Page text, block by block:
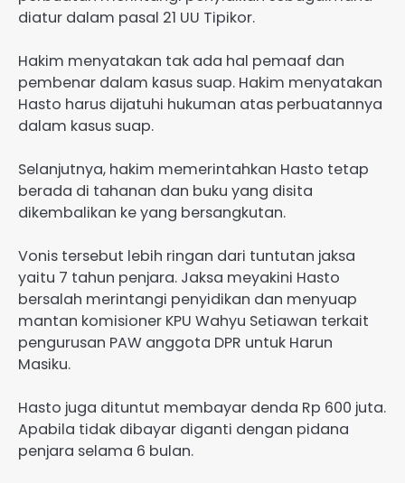
diatur dalam pasal 21 UU Tipikor.
Hakim menyatakan tak ada hal pemaaf dan
pembenar dalam kasus suap. Hakim menyatakan
Hasto harus dijatuhi hukuman atas perbuatannya
dalam kasus suap.
Selanjutnya, hakim memerintahkan Hasto tetap
berada di tahanan dan buku yang disita
dikembalikan ke yang bersangkutan.
Vonis tersebut lebih ringan dari tuntutan jaksa
yaitu 7 tahun penjara. Jaksa meyakini Hasto
bersalah merintangi penyidikan dan menyuap
mantan komisioner KPU Wahyu Setiawan terkait
pengurusan PAW anggota DPR untuk Harun
Masiku.
Hasto juga dituntut membayar denda Rp 600 juta.
Apabila tidak dibayar diganti dengan pidana
penjara selama 6 bulan.